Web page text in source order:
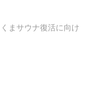
まサウナ復活に向け